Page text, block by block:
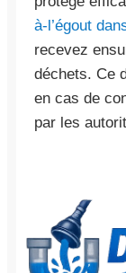
à-l’égout
recevez
déchets. Ce
en cas de
par les